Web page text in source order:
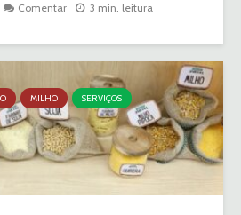
Comentar 3 min. leitura
MILHO
SERVIÇOS